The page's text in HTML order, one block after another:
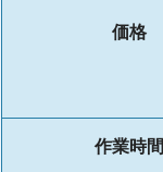
価格
作業時間